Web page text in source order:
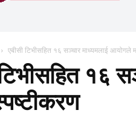
एबीसी टिभीसहित १६ सञ्चार माध्यमलाई आयोगले
१६